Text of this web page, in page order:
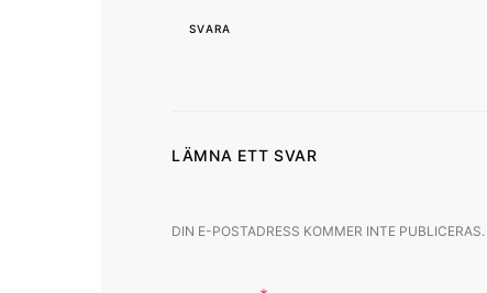
SVARA
LÄMNA ETT SVAR
DIN E-POSTADRESS KOMMER INTE PUBLICERAS.